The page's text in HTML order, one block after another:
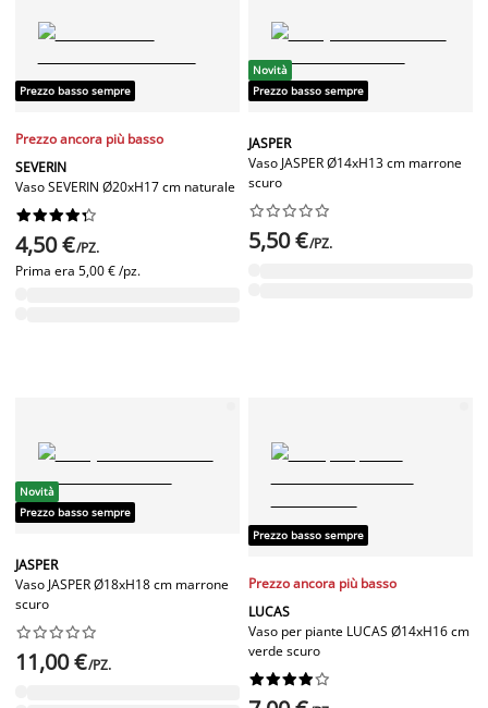
Prezzo basso sempre
Prezzo ancora più basso
SEVERIN
Vaso SEVERIN Ø20xH17 cm naturale






4,50 €/PZ.
Prima era 5,00 € /pz.
Novità
Prezzo basso sempre
JASPER
Vaso JASPER Ø14xH13 cm marrone
scuro






5,50 €/PZ.
Novità
Prezzo basso sempre
JASPER
Vaso JASPER Ø18xH18 cm marrone
scuro






11,00 €/PZ.
Prezzo basso sempre
Prezzo ancora più basso
LUCAS
Vaso per piante LUCAS Ø14xH16 cm
verde scuro





